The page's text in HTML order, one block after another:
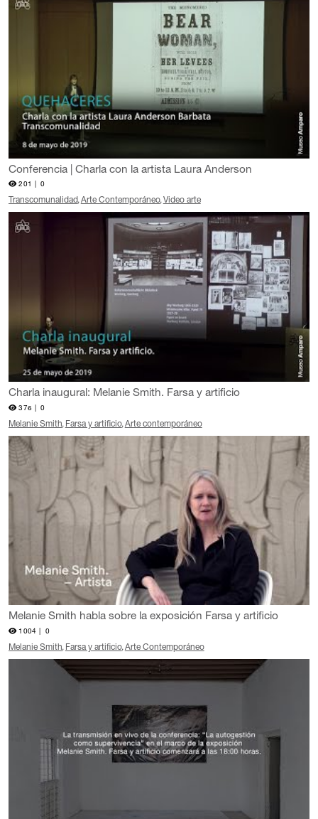
Conferencia | Charla con la artista Laura Anderson
201 | 0
Transcomunalidad Arte Contemporáneo Video arte
Charla inaugural: Melanie Smith. Farsa y artificio
376 | 0
Melanie Smith Farsa y artificio Arte contemporáneo
Melanie Smith habla sobre la exposición Farsa y artificio
1004 | 0
Melanie Smith Farsa y artificio Arte Contemporáneo